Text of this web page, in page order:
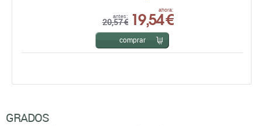
antes:
20,57 €
ahora:
19,54 €
comprar
GRADOS